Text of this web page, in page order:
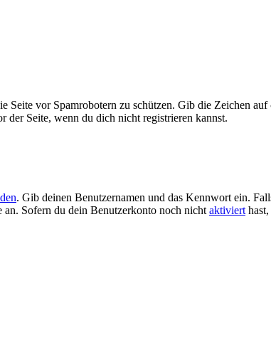
Seite vor Spamrobotern zu schützen. Gib die Zeichen
der Seite, wenn du dich nicht registrieren kannst.
. Gib deinen Benutzernamen und das Kennwort ein.
Sofern du dein Benutzerkonto noch nicht aktiviert